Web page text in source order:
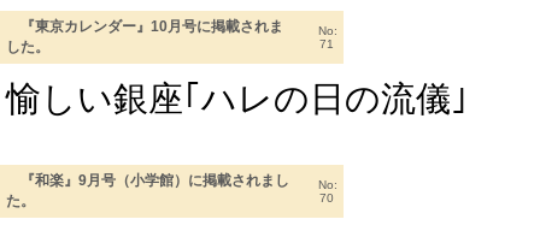
『東京カレンダー』10月号に掲載されま
した。
No:
71
愉しい銀座｢ハレの日の流儀｣
『和楽』9月号（小学館）に掲載されまし
た。
No:
70